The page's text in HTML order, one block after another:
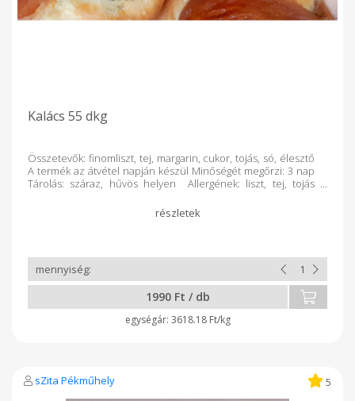
Kalács 55 dkg
Összetevők: finomliszt, tej, margarin, cukor, tojás, só, élesztő
A termék az átvétel napján készül Minőségét megőrzi: 3 nap
Tárolás: száraz, hűvös helyen Allergének: liszt, tej, tojás
Székhely: 8598 Pápa, Tapolcafői u. 82.
1990 Ft / db
3618.18 Ft/kg
sZita Pékműhely 5